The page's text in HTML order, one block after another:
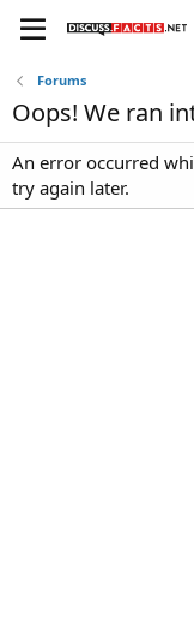
Forums
Oops! We ran
An error occurred
try again later.